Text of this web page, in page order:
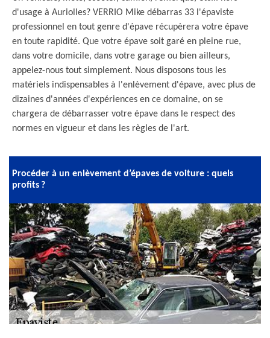
d'usage à Auriolles? VERRIO Mike débarras 33 l'épaviste
professionnel en tout genre d'épave récupèrera votre épave
en toute rapidité. Que votre épave soit garé en pleine rue,
dans votre domicile, dans votre garage ou bien ailleurs,
appelez-nous tout simplement. Nous disposons tous les
matériels indispensables à l'enlèvement d'épave, avec plus de
dizaines d'années d'expériences en ce domaine, on se
chargera de débarrasser votre épave dans le respect des
normes en vigueur et dans les règles de l'art.
Procéder à un enlèvement d’épaves de voiture : quels
profits ?